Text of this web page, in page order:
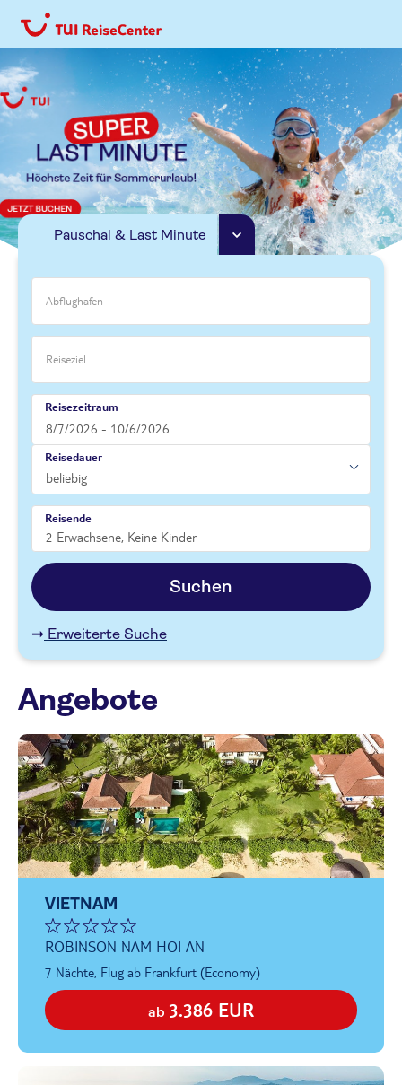
Pauschal & Last Minute
Reisezeitraum
Reisedauer
Reisende
Suchen
Erweiterte Suche
Angebote
VIETNAM
ROBINSON NAM HOI AN
7 Nächte, Flug ab Frankfurt (Economy)
ab 3.386 EUR